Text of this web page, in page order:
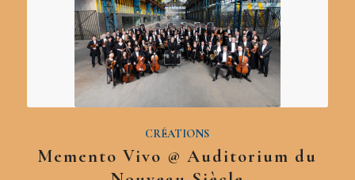
CRÉATIONS
Memento Vivo @ Auditorium du